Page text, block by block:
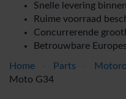
Snelle levering
Ruime voorraad
Concurrerende
Betrouwbare
Home Parts
Moto G34